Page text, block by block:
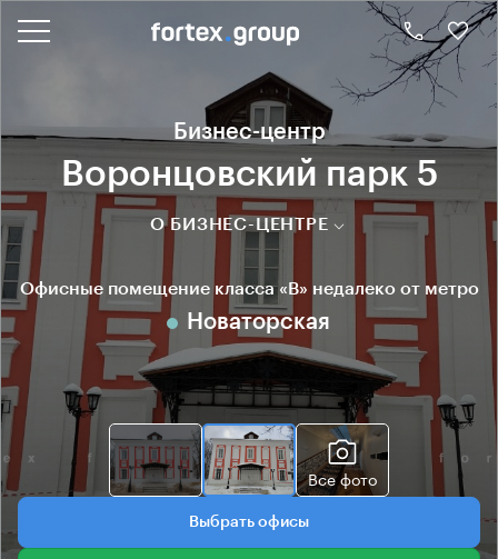
Бизнес-центр
Воронцовский парк 5
О БИЗНЕС-ЦЕНТРЕ
Офисные помещение класса «B» недалеко от метро
Новаторская
Все фото
Выбрать офисы